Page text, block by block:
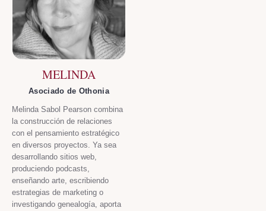
MELINDA
Asociado de Othonia
Melinda Sabol Pearson combina
la construcción de relaciones
con el pensamiento estratégico
en diversos proyectos. Ya sea
desarrollando sitios web,
produciendo podcasts,
enseñando arte, escribiendo
estrategias de marketing o
investigando genealogía, aporta